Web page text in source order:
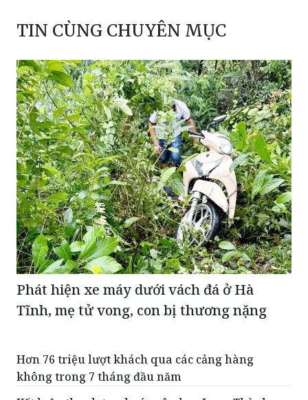
TIN CÙNG CHUYÊN MỤC
Phát hiện xe máy dưới vách đá ở Hà
Tĩnh, mẹ tử vong, con bị thương nặng
Hơn 76 triệu lượt khách qua các cảng hàng
không trong 7 tháng đầu năm